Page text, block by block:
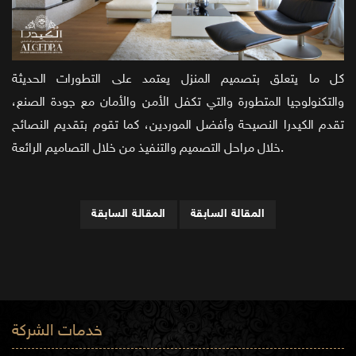
كل ما يتعلق بتصميم المنزل يعتمد على التطورات الحديثة
والتكنولوجيا المتطورة والتي تكفل الأمن والأمان مع جودة الصنع،
تقدم الكيدرا النصيحة وأفضل الموردين، كما تقوم بتقديم النصائح
خلال مراحل التصميم والتنفيذ من خلال التصاميم الرائعة.
المقالة السابقة المقالة السابقة
خدمات الشركة